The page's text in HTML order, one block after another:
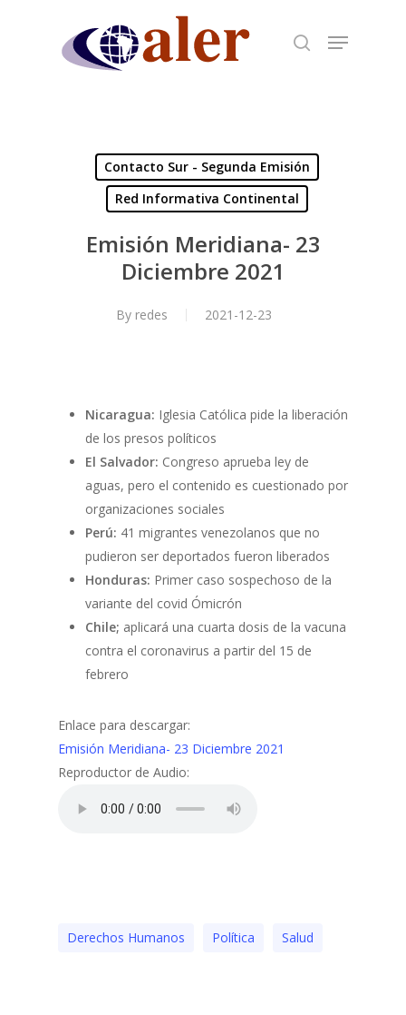
Contacto Sur - Segunda Emisión
Red Informativa Continental
Emisión Meridiana- 23
Diciembre 2021
By redes 2021-12-23
Nicaragua: Iglesia Católica pide la liberación
de los presos políticos
El Salvador: Congreso aprueba ley de
aguas, pero el contenido es cuestionado por
organizaciones sociales
Perú: 41 migrantes venezolanos que no
pudieron ser deportados fueron liberados
Honduras: Primer caso sospechoso de la
variante del covid Ómicrón
Chile; aplicará una cuarta dosis de la vacuna
contra el coronavirus a partir del 15 de
febrero
Enlace para descargar:
Emisión Meridiana- 23 Diciembre 2021
Reproductor de Audio:
Derechos Humanos Polí­tica Salud